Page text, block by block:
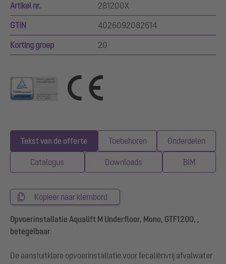
Artikel nr. 281200X
GTIN 4026092082614
Korting groep 20
Tekst van de offerte Toebehoren Onderdelen
Catalogus Downloads BIM
Kopieer naar klembord
Opvoerinstallatie Aqualift M Underfloor, Mono, GTF1200, ,
betegelbaar
De aansluitklare opvoerinstallatie voor fecaliënvrij afvalwater